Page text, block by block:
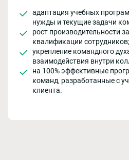
адаптация учебных
нужды и текущие задачи
рост производительности
квалификации сотрудников;
укрепление командного
взаимодействия внутри
на 100% эффективные
команд, разработанные с
клиента.